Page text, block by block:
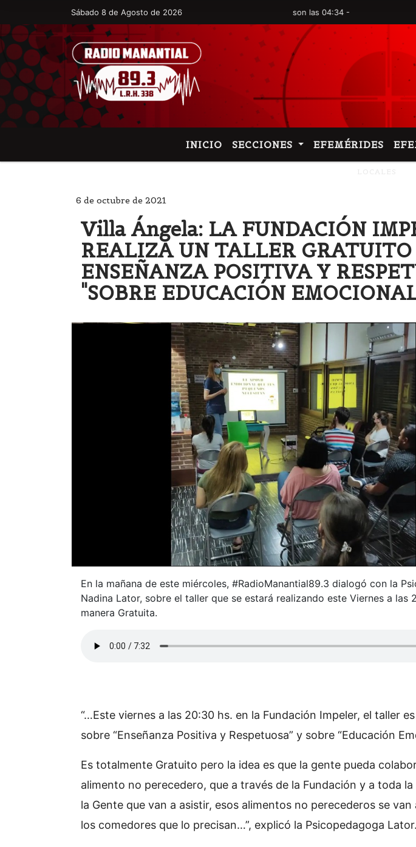
Sábado 8 de Agosto de 2026
Hoy es Sábado 8 de Agosto de 2026 y son las 04:34 -
INICIO SECCIONES EFEMÉRIDES
6 de octubre de 2021
Villa Ángela: LA FUNDACIÓN
REALIZA UN TALLER GRATUITO
ENSEÑANZA POSITIVA Y
"SOBRE EDUCACIÓN
En la mañana de este miércoles, #RadioManantial89.3 dialogó con la
Nadina Lator, sobre el taller que se estará realizando este Viernes a las
manera Gratuita.
“…Este viernes a las 20:30 hs. en la Fundación Impeler, el taller es
sobre “Enseñanza Positiva y Respetuosa” y sobre “Educación
Es totalmente Gratuito pero la idea es que la gente pueda
alimento no perecedero, que a través de la Fundación y a toda
la Gente que van a asistir, esos alimentos no perecederos se
los comedores que lo precisan…”, explicó la Psicopedagoga Lator.